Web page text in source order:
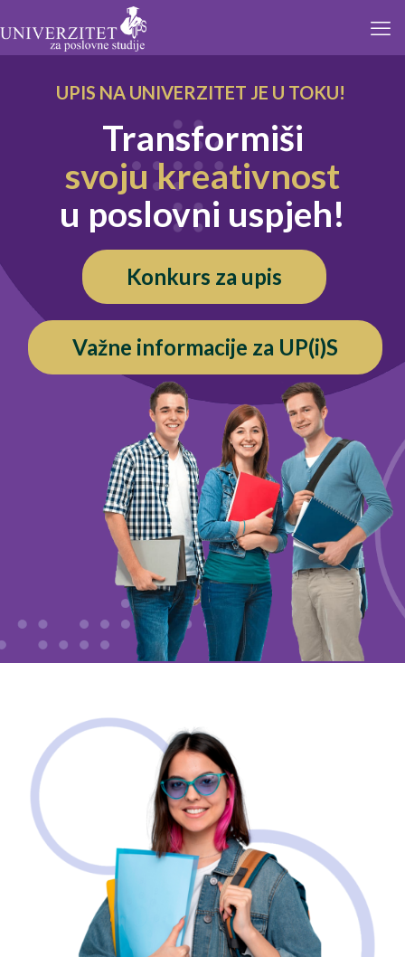
UPIS NA UNIVERZITET JE U TOKU!
Važne informacije za UP(i)S
Transformiši
svoju kreativnost
u poslovni uspjeh!
Konkurs za upis